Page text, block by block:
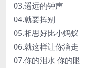
03.遥远的钟声
04.就要挥别
05.相思好比小蚂蚁
06.就这样让你溜走
07.你的泪水 你的眼